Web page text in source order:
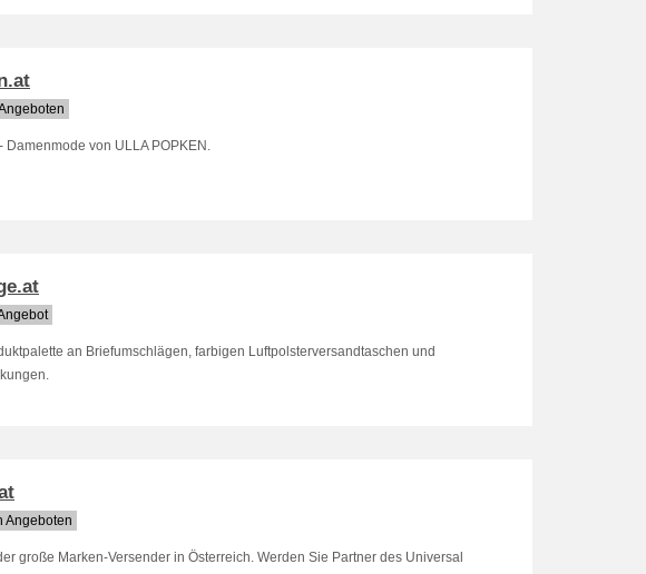
Damenmode von ULLA POPKEN.
an Briefumschlägen, farbigen Luftpolsterversandtaschen und
Angeboten
große Marken-Versender in Österreich. Werden Sie Partner des Universal